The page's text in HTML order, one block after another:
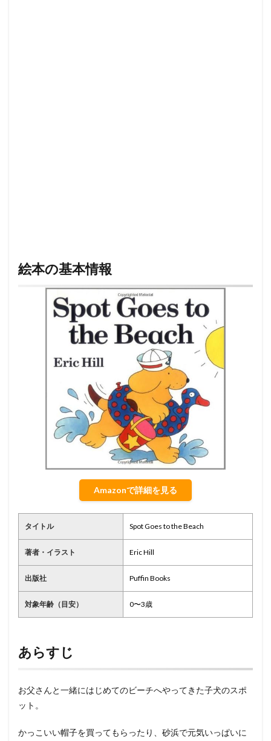
絵本の基本情報
Amazonで詳細を見る
タイトル Spot Goes to the Beach
著者・イラスト Eric Hill
出版社 Puffin Books
対象年齢（目安） 0〜3歳
あらすじ
お父さんと一緒にはじめてのビーチへやってきた子犬のスポ
ット。
かっこいい帽子を買ってもらったり、砂浜で元気いっぱいに